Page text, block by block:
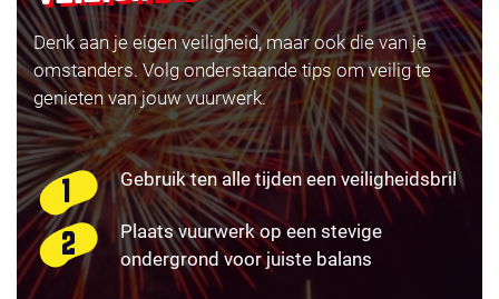
Denk aan je eigen veiligheid, maar ook die van je
omstanders. Volg onderstaande tips om veilig te
genieten van jouw vuurwerk.
Gebruik ten alle tijden een veiligheidsbril
Plaats vuurwerk op een stevige
ondergrond voor juiste balans